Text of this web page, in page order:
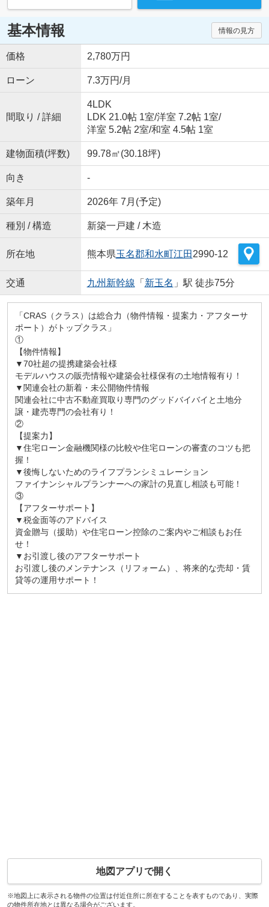
基本情報 情報の見方
価格 2,780万円
ローン 7.3万円/月
間取り / 詳細
4LDK
LDK 21.0帖 1室/洋室 7.2帖 1室/
洋室 5.2帖 2室/和室 4.5帖 1室
建物面積(坪数) 99.78㎡(30.18坪)
向き -
築年月 2026年 7月(予定)
種別 / 構造 新築一戸建 / 木造
所在地 熊本県玉名郡和水町江田 2990-12
交通 九州新幹線 「 新玉名 」駅 徒歩75分
「CRAS（クラス）は総合力（物件情報・提案力・アフターサ
ポート）がトップクラス」
①
【物件情報】
▼70社超の提携建築会社様
モデルハウスの販売情報や建築会社様保有の土地情報有り！
▼関連会社の新着・未公開物件情報
関連会社に中古不動産買取り専門のグッドバイバイと土地分
譲・建売専門の会社有り！
②
【提案力】
▼住宅ローン金融機関様の比較や住宅ローンの審査のコツも把
握！
▼後悔しないためのライフプランシミュレーション
ファイナンシャルプランナーへの家計の見直し相談も可能！
③
【アフターサポート】
▼税金面等のアドバイス
資金贈与（援助）や住宅ローン控除のご案内やご相談もお任
せ！
▼お引渡し後のアフターサポート
お引渡し後のメンテナンス（リフォーム）、将来的な売却・賃
貸等の運用サポート！
地図アプリで開く
※地図上に表示される物件の位置は付近住所に所在することを表すものであり、実際
の物件所在地とは異なる場合がございます。